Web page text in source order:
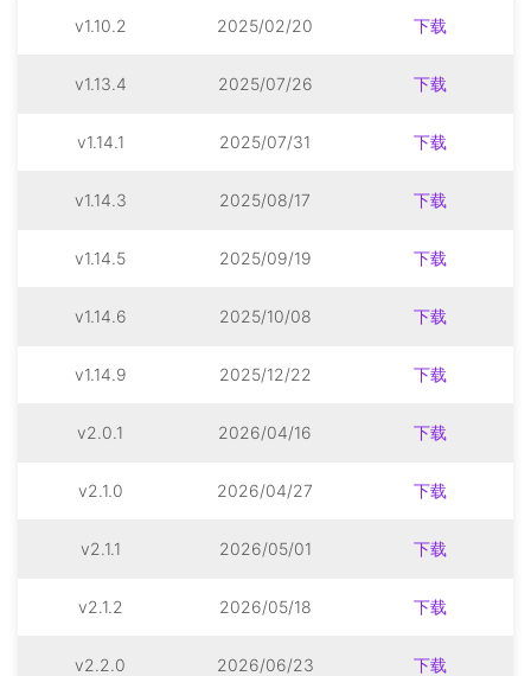
v1.10.2 2025/02/20 下载
v1.13.4 2025/07/26 下载
v1.14.1 2025/07/31 下载
v1.14.3 2025/08/17 下载
v1.14.5 2025/09/19 下载
v1.14.6 2025/10/08 下载
v1.14.9 2025/12/22 下载
v2.0.1 2026/04/16 下载
v2.1.0 2026/04/27 下载
v2.1.1 2026/05/01 下载
v2.1.2 2026/05/18 下载
v2.2.0 2026/06/23 下载